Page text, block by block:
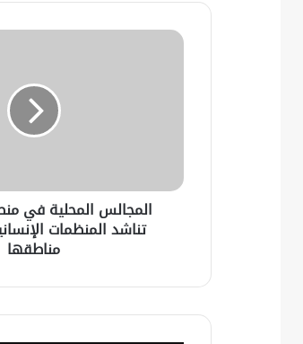
المجالس المحلية في
تناشد المنظمات
مناطقها